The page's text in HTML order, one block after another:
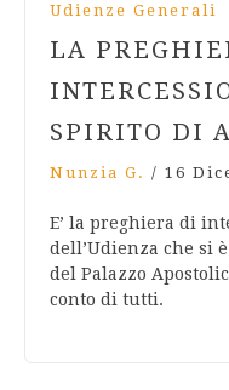
Udienze Generali
LA
SPIRITO DI
Nunzia G. / 16
E’ la preghiera di
dell’Udienza che si
del Palazzo
conto di tutti.